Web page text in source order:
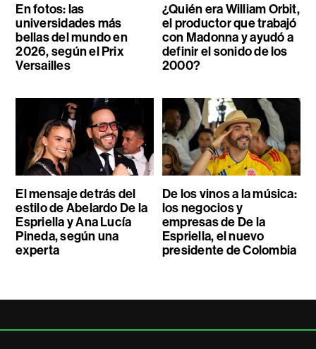
En fotos: las
universidades más
bellas del mundo en
2026, según el Prix
Versailles
¿Quién era William Orbit,
el productor que trabajó
con Madonna y ayudó a
definir el sonido de los
2000?
El mensaje detrás del
estilo de Abelardo De la
Espriella y Ana Lucía
Pineda, según una
experta
De los vinos a la música:
los negocios y
empresas de De la
Espriella, el nuevo
presidente de Colombia